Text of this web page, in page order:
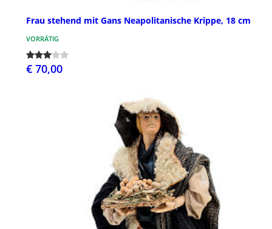
Frau stehend mit Gans Neapolitanische Krippe, 18 cm
VORRÄTIG
€ 70,00